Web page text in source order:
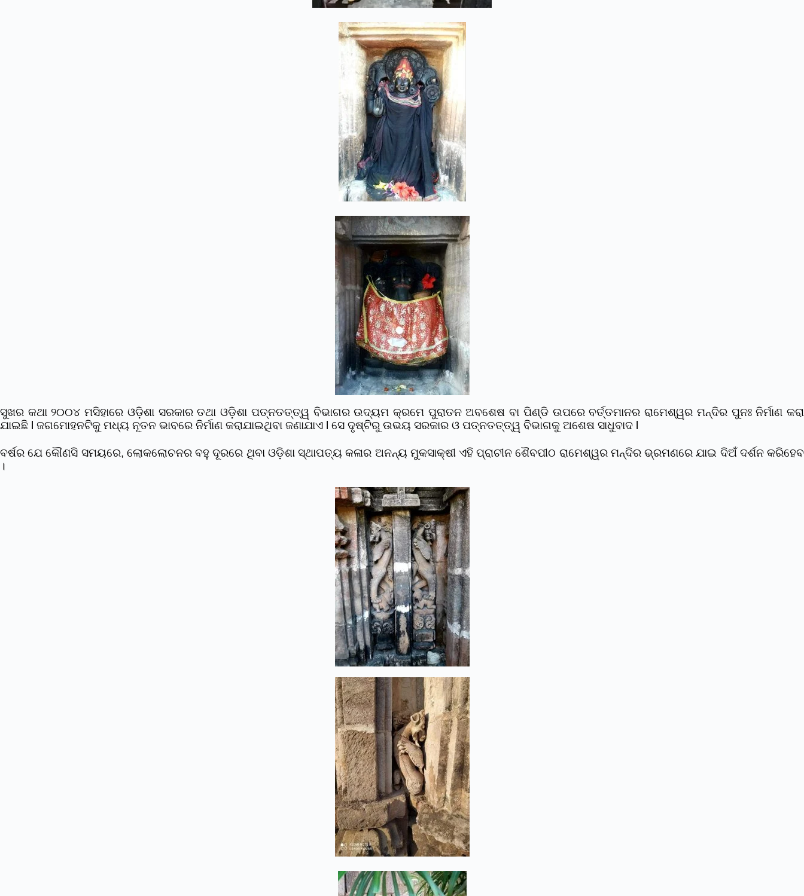
ସୁଖର କଥା ୨୦୦୪ ମସିହାରେ ଓଡ଼ିଶା ସରକାର ତଥା ଓଡ଼ିଶା ପତ୍ନତତ୍ତ୍ୱ ବିଭାଗର ଉଦ୍ୟମ କ୍ରମେ ପୁରାତନ ଅବଶେଷ ବା ପିଣ୍ଡି ଉପରେ ବର୍ତ୍ତମାନର ରାମେଶ୍ୱର ମନ୍ଦିର ପୁନଃ ନିର୍ମାଣ କରା
ଯାଇଛି l ଜଗମୋହନଟିକୁ ମଧ୍ୟ ନୂତନ ଭାବରେ ନିର୍ମାଣ କରାଯାଇଥିବା ଜଣାଯାଏ l ସେ ଦୃଷ୍ଟିରୁ ଉଭୟ ସରକାର ଓ ପତ୍ନତତ୍ତ୍ୱ ବିଭାଗକୁ ଅଶେଷ ସାଧୁବାଦ l
ବର୍ଷର ଯେ କୌଣସି ସମୟରେ, ଲୋକଲୋଚନର ବହୁ ଦୂରରେ ଥିବା ଓଡ଼ିଶା ସ୍ଥାପତ୍ୟ କଳାର ଅନନ୍ୟ ମୁକସାକ୍ଷୀ ଏହି ପ୍ରାଚୀନ ଶୈବପୀଠ ରାମେଶ୍ୱର ମନ୍ଦିର ଭ୍ରମଣରେ ଯାଇ ଦିଅଁ ଦର୍ଶନ କରିହେବ
।